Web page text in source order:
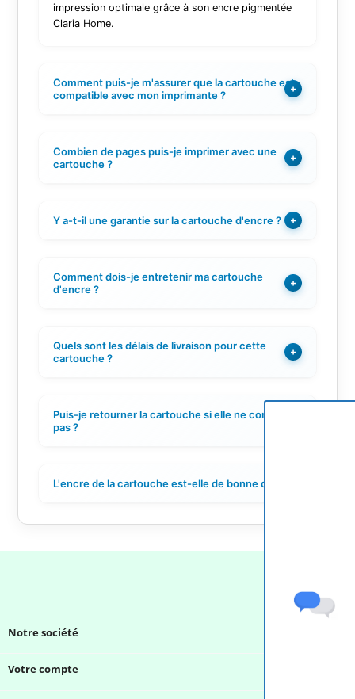
impression optimale grâce à son encre pigmentée
Claria Home.
Comment puis-je m'assurer que la cartouche est
compatible avec mon imprimante ?
+
Combien de pages puis-je imprimer avec une
cartouche ?
+
Y a-t-il une garantie sur la cartouche d'encre ? +
Comment dois-je entretenir ma cartouche
d'encre ?
+
Quels sont les délais de livraison pour cette
cartouche ?
+
Puis-je retourner la cartouche si elle ne convient
pas ?
L'encre de la cartouche est-elle de bonne qualité ?
Notre société
Votre compte